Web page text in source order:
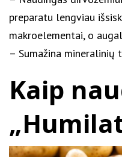
preparatu lengviau
makroelementai, o
– Sumažina mineralinių
Kaip